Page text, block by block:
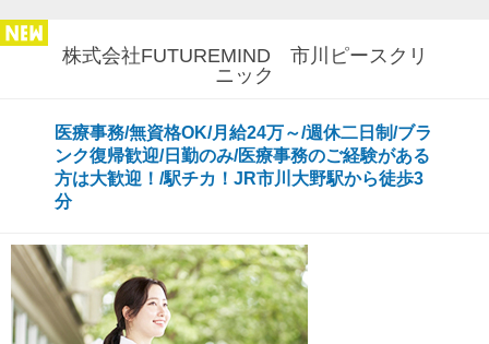
株式会社FUTUREMIND 市川ピースクリ
ニック
医療事務/無資格OK/月給24万～/週休二日制/ブラ
ンク復帰歓迎/日勤のみ/医療事務のご経験がある
方は大歓迎！/駅チカ！JR市川大野駅から徒歩3
分